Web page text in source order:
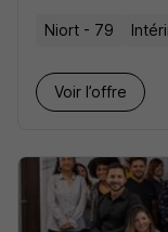
Niort - 79
Voir l’offre